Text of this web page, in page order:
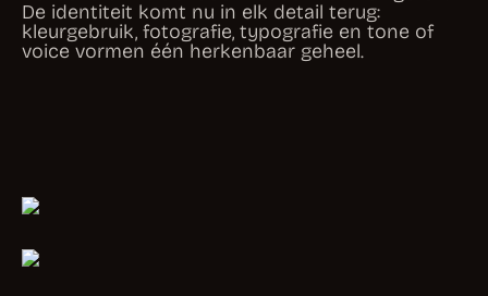
voice vormen één herkenbaar geheel.